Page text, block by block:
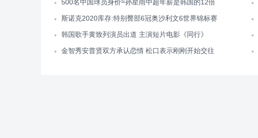
500名中国球员身价≈孙星雨中超年薪是韩国的12倍
斯诺克2020库存:特别臀部6冠奥沙利文6世界锦标赛
韩国歌手黄致列演员出道 主演短片电影《同行》
金智秀安普贤双方承认恋情 松口表示刚刚开始交往